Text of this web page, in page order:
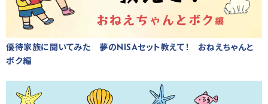
優待家族に聞いてみた 夢のNISAセット教えて！ おねえちゃんと
ボク編